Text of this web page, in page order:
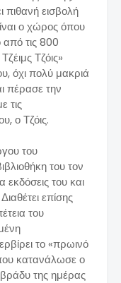
πιθανή εισβολή
ο χώρος όπου
από τις 800
Τζόις»
όχι πολύ μακριά
πέρασε την
τις
ο Τζόις.
του
του τον
του και
επίσης
του
το «πρωινό
κατανάλωσε ο
της ημέρας